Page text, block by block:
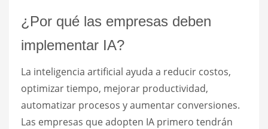
¿Por qué las empresas deben
implementar IA?
La inteligencia artificial ayuda a reducir costos,
optimizar tiempo, mejorar productividad,
automatizar procesos y aumentar conversiones.
Las empresas que adopten IA primero tendrán